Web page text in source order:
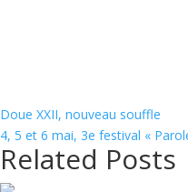
Doue XXII, nouveau souffle
4, 5 et 6 mai, 3e festival «
Related Posts